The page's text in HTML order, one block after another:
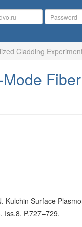
Cladding
Kulchin Surface
Iss.8. P.727–729.